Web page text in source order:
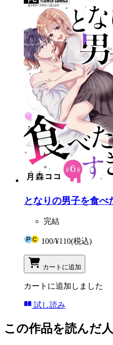
となりの男子を食べ
完結
100/¥110(税込)
カートに追加
カートに追加しました
試し読み
この作品を読んだ